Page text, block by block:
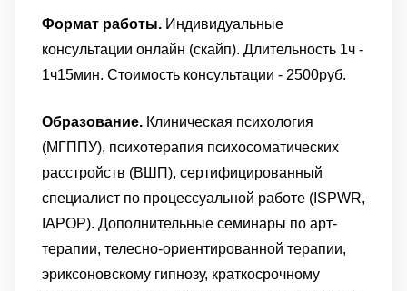
Формат работы. Индивидуальные
консультации онлайн (скайп). Длительность 1ч -
1ч15мин. Стоимость консультации - 2500руб.
Образование. Клиническая психология
(МГППУ), психотерапия психосоматических
расстройств (ВШП), сертифицированный
специалист по процессуальной работе (ISPWR,
IAPOP). Дополнительные семинары по арт-
терапии, телесно-ориентированной терапии,
эриксоновскому гипнозу, краткосрочному